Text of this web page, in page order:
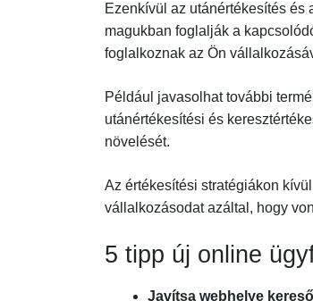
Ezenkívül az utánértékesítés és
magukban foglalják a
foglalkoznak az Ön
Például javasolhat további
utánértékesítési és
növelését.
Az értékesítési stratégiákon
vállalkozásodat azáltal, hogy
5 tipp új online
Javítsa webhelye